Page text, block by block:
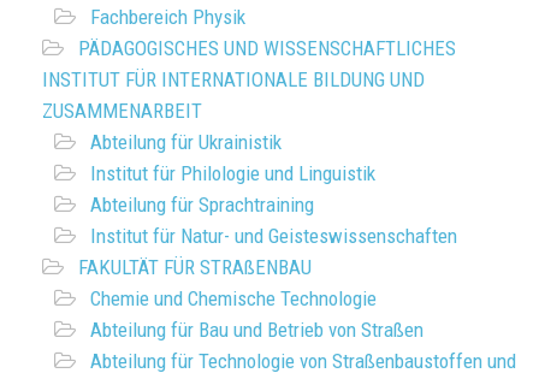
Fachbereich Physik
PÄDAGOGISCHES UND WISSENSCHAFTLICHES
INSTITUT FÜR INTERNATIONALE BILDUNG UND
ZUSAMMENARBEIT
Abteilung für Ukrainistik
Institut für Philologie und Linguistik
Abteilung für Sprachtraining
Institut für Natur- und Geisteswissenschaften
FAKULTÄT FÜR STRAßENBAU
Chemie und Chemische Technologie
Abteilung für Bau und Betrieb von Straßen
Abteilung für Technologie von Straßenbaustoffen und